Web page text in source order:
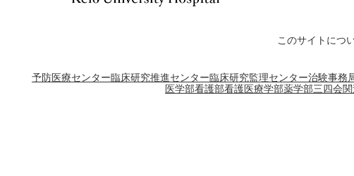
このサイトにつ
予防医療センター臨床研究推進センター臨床研究監理センター治験事務
医学部看護部看護医療学部薬学部三四会